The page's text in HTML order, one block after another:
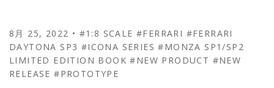
8月 25, 2022 • #1:8 SCALE #FERRARI #FERRARI
DAYTONA SP3 #ICONA SERIES #MONZA SP1/SP2
LIMITED EDITION BOOK #NEW PRODUCT #NEW
RELEASE #PROTOTYPE